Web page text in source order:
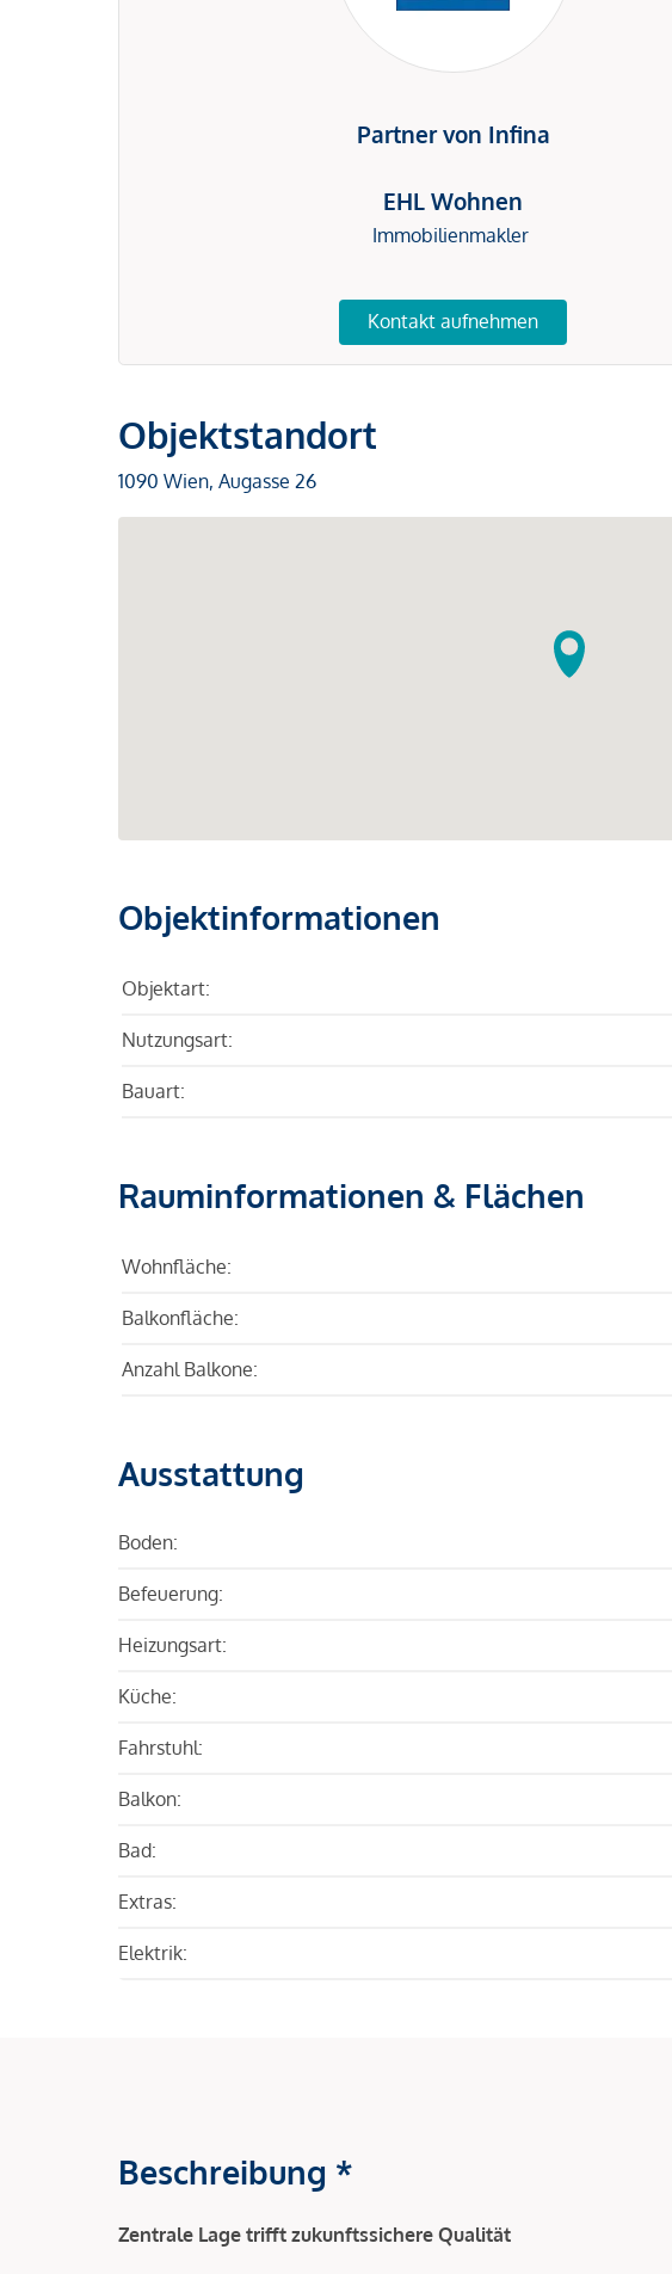
Partner von Infina
EHL Wohnen
Immobilienmakler
Kontakt aufnehmen
Objektstandort
1090 Wien, Augasse 26
Objektinformationen
Objektart:
Nutzungsart:
Bauart:
Rauminformationen & Flächen
Wohnfläche:
Balkonfläche:
Anzahl Balkone:
Ausstattung
Boden:
Befeuerung:
Heizungsart:
Küche:
Fahrstuhl:
Balkon:
Bad:
Extras:
Elektrik:
Beschreibung *
Zentrale Lage trifft zukunftssichere Qualität